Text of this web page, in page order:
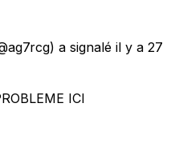
a signalé il y a 27
ICI